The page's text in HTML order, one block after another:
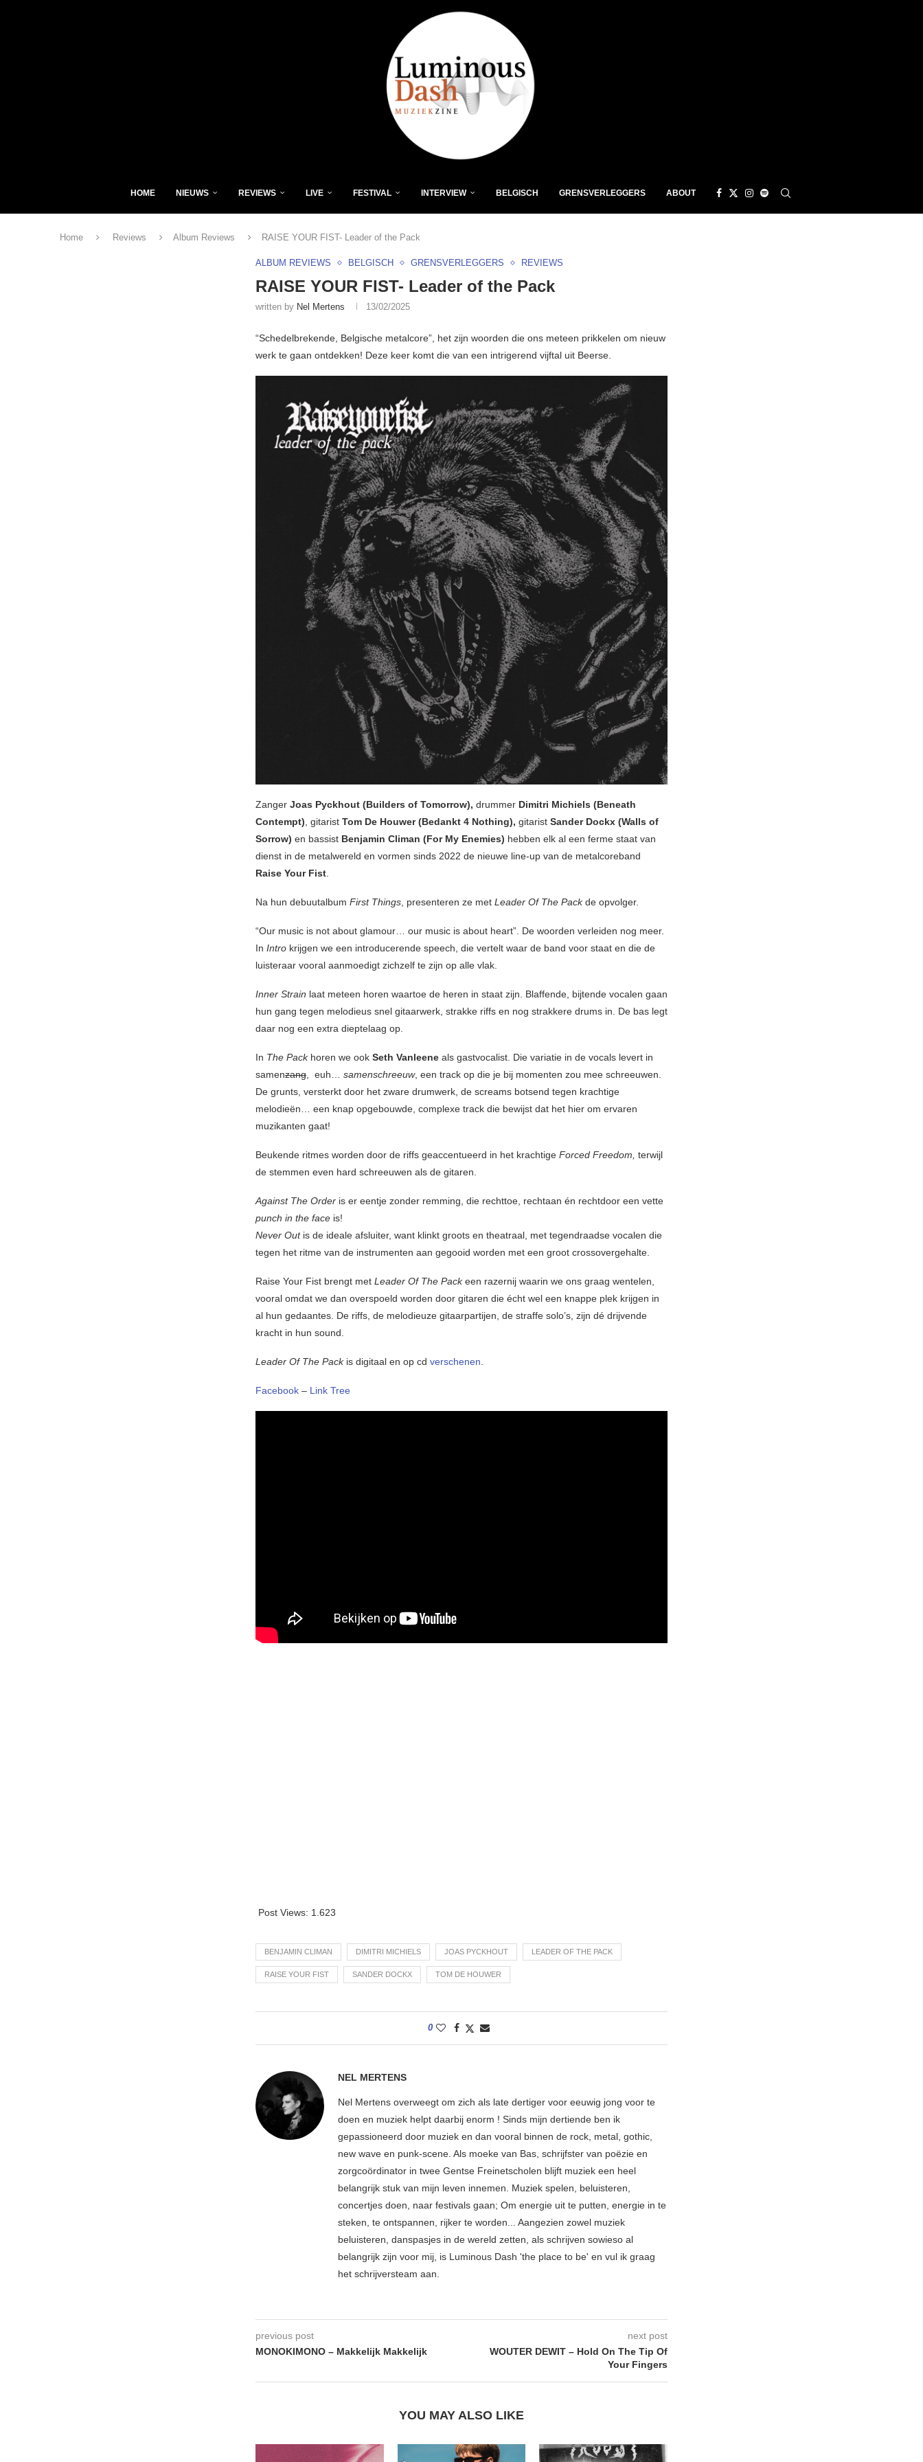
HOME NIEUWS REVIEWS LIVE FESTIVAL INTERVIEW BELGISCH GRENSVERLEGGERS ABOUT
Home Reviews Album Reviews RAISE YOUR FIST- Leader of the Pack
ALBUM REVIEWS BELGISCH GRENSVERLEGGERS REVIEWS
RAISE YOUR FIST- Leader of the Pack
written by Nel Mertens 13/02/2025
“Schedelbrekende, Belgische metalcore”, het zijn woorden die ons meteen prikkelen om nieuw
werk te gaan ontdekken! Deze keer komt die van een intrigerend vijftal uit Beerse.
Zanger Joas Pyckhout (Builders of Tomorrow), drummer Dimitri Michiels (Beneath
Contempt), gitarist Tom De Houwer (Bedankt 4 Nothing), gitarist Sander Dockx (Walls of
Sorrow) en bassist Benjamin Climan (For My Enemies) hebben elk al een ferme staat van
dienst in de metalwereld en vormen sinds 2022 de nieuwe line-up van de metalcoreband
Raise Your Fist.
Na hun debuutalbum First Things, presenteren ze met Leader Of The Packde opvolger.
“Our music is not about glamour… our music is about heart”. De woorden verleiden nog meer.
In Intro krijgen we een introducerende speech, die vertelt waar de band voor staat en die de
luisteraar vooral aanmoedigt zichzelf te zijn op alle vlak.
Inner Strain laat meteen horen waartoe de heren in staat zijn. Blaffende, bijtende vocalen gaan
hun gang tegen melodieus snel gitaarwerk, strakke riffs en nog strakkere drums in. De bas legt
daar nog een extra dieptelaag op.
In The Pack horen we ook Seth Vanleene als gastvocalist. Die variatie in de vocals levert in
samenzang, euh… samenschreeuw, een track op die je bij momenten zou mee schreeuwen.
De grunts, versterkt door het zware drumwerk, de screams botsend tegen krachtige
melodieën… een knap opgebouwde, complexe track die bewijst dat het hier om ervaren
muzikanten gaat!
Beukende ritmes worden door de riffs geaccentueerd in het krachtige Forced Freedom, terwijl
de stemmen even hard schreeuwen als de gitaren.
Against The Order is er eentje zonder remming, die rechttoe, rechtaan én rechtdoor een vette
punch in the face is!
Never Outis de ideale afsluiter, want klinkt groots en theatraal, met tegendraadse vocalen die
tegen het ritme van de instrumenten aan gegooid worden met een groot crossovergehalte.
Raise Your Fist brengt met Leader Of The Packeen razernij waarin we ons graag wentelen,
vooral omdat we dan overspoeld worden door gitaren die écht wel een knappe plek krijgen in
al hun gedaantes. De riffs, de melodieuze gitaarpartijen, de straffe solo’s, zijn dé drijvende
kracht in hun sound.
Leader Of The Packis digitaal en op cd verschenen.
Facebook – Link Tree
Post Views: 1.623
BENJAMIN CLIMAN DIMITRI MICHIELS JOAS PYCKHOUT LEADER OF THE PACK
RAISE YOUR FIST SANDER DOCKX TOM DE HOUWER
0
NEL MERTENS
Nel Mertens overweegt om zich als late dertiger voor eeuwig jong voor te
doen en muziek helpt daarbij enorm ! Sinds mijn dertiende ben ik
gepassioneerd door muziek en dan vooral binnen de rock, metal, gothic,
new wave en punk-scene. Als moeke van Bas, schrijfster van poëzie en
zorgcoördinator in twee Gentse Freinetscholen blijft muziek een heel
belangrijk stuk van mijn leven innemen. Muziek spelen, beluisteren,
concertjes doen, naar festivals gaan; Om energie uit te putten, energie in te
steken, te ontspannen, rijker te worden... Aangezien zowel muziek
beluisteren, danspasjes in de wereld zetten, als schrijven sowieso al
belangrijk zijn voor mij, is Luminous Dash 'the place to be' en vul ik graag
het schrijversteam aan.
previous post
MONOKIMONO – Makkelijk Makkelijk
next post
WOUTER DEWIT – Hold On The Tip Of
Your Fingers
YOU MAY ALSO LIKE